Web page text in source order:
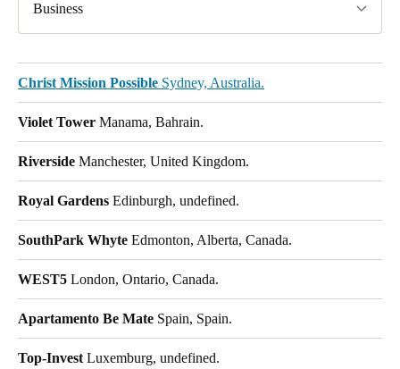
Business
Christ Mission Possible Sydney, Australia.
Violet Tower Manama, Bahrain.
Riverside Manchester, United Kingdom.
Royal Gardens Edinburgh, undefined.
SouthPark Whyte Edmonton, Alberta, Canada.
WEST5 London, Ontario, Canada.
Apartamento Be Mate Spain, Spain.
Top-InvestLuxemburg, undefined.